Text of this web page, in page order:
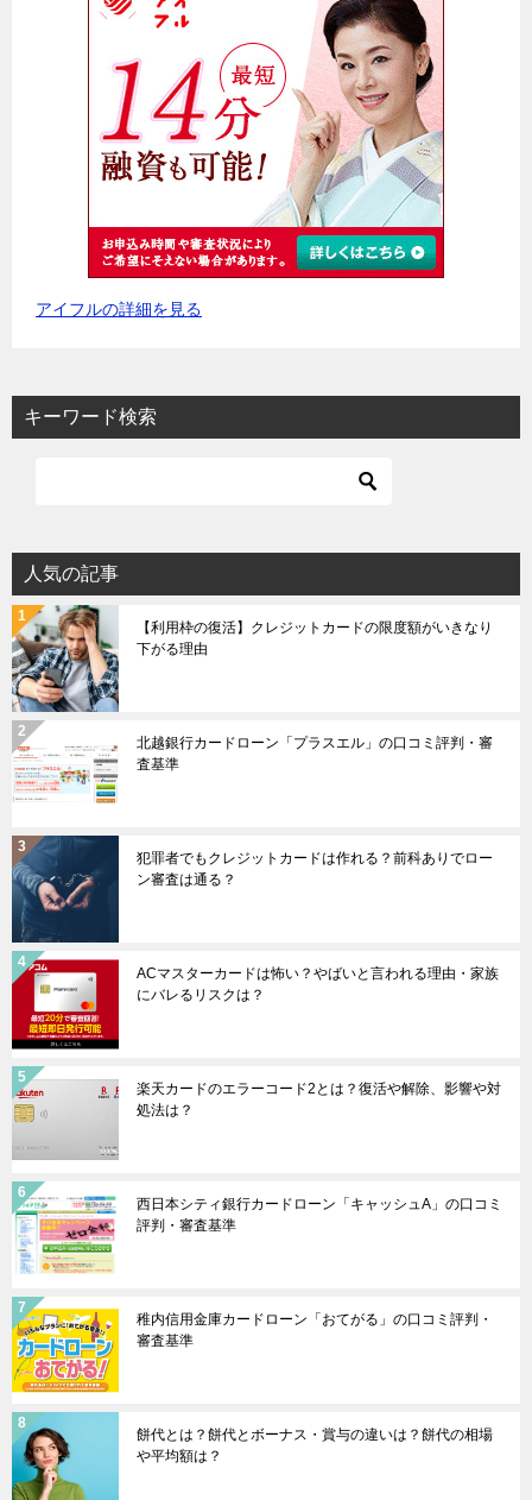
アイフルの詳細を見る
キーワード検索
人気の記事
【利用枠の復活】クレジットカードの限度額がいきなり
下がる理由
北越銀行カードローン「プラスエル」の口コミ評判・審
査基準
犯罪者でもクレジットカードは作れる？前科ありでロー
ン審査は通る？
ACマスターカードは怖い？やばいと言われる理由・家族
にバレるリスクは？
楽天カードのエラーコード2とは？復活や解除、影響や対
処法は？
西日本シティ銀行カードローン「キャッシュA」の口コミ
評判・審査基準
稚内信用金庫カードローン「おてがる」の口コミ評判・
審査基準
餅代とは？餅代とボーナス・賞与の違いは？餅代の相場
や平均額は？